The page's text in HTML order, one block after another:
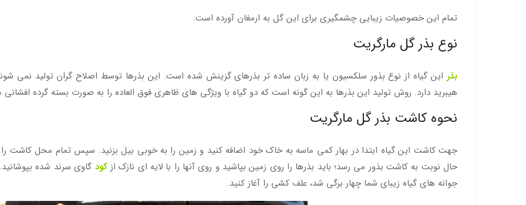
تمام این خصوصیات زیبایی چشمگیری برای این گل به ارمغان آورده است.
نوع بذر گل مارگریت
بذر این گیاه از نوع بذور سلکسیون یا به زبان ساده تر بذرهای گزینش شده است. این بذرها توسط اصلاح گران تولید نمی
هیبرید دارد. روش تولید این بذرها به این گونه است که دو گیاه با ویژگی های ظاهری فوق العاده را به صورت بسته گرده
نحوه کاشت بذر گل مارگریت
جهت کاشت این گیاه ابتدا در بهار کمی ماسه به خاک خود اضافه کنید و زمین را به خوبی بیل بزنید. سپس تمام محل کاشت
حال نوبت به کاشت بذور می رسد؛ باید بذرها را روی زمین بپاشید و روی آنها را با لایه ای نازک ازکود
جوانه های گیاه زیبای شما چهار برگی شد، علف کشی را آغاز کنید.